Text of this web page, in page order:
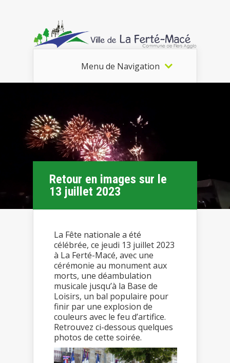
Menu de Navigation
Retour en images sur le
13 juillet 2023
La Fête nationale a été
célébrée, ce jeudi 13 juillet 2023
à La Ferté-Macé, avec une
cérémonie au monument aux
morts, une déambulation
musicale jusqu’à la Base de
Loisirs, un bal populaire pour
finir par une explosion de
couleurs avec le feu d’artifice.
Retrouvez ci-dessous quelques
photos de cette soirée.